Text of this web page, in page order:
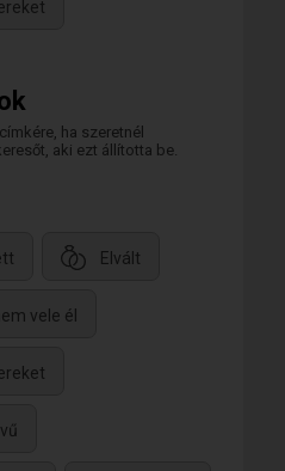
ha szeretnél
aki ezt állította be.
Elvált
vele él